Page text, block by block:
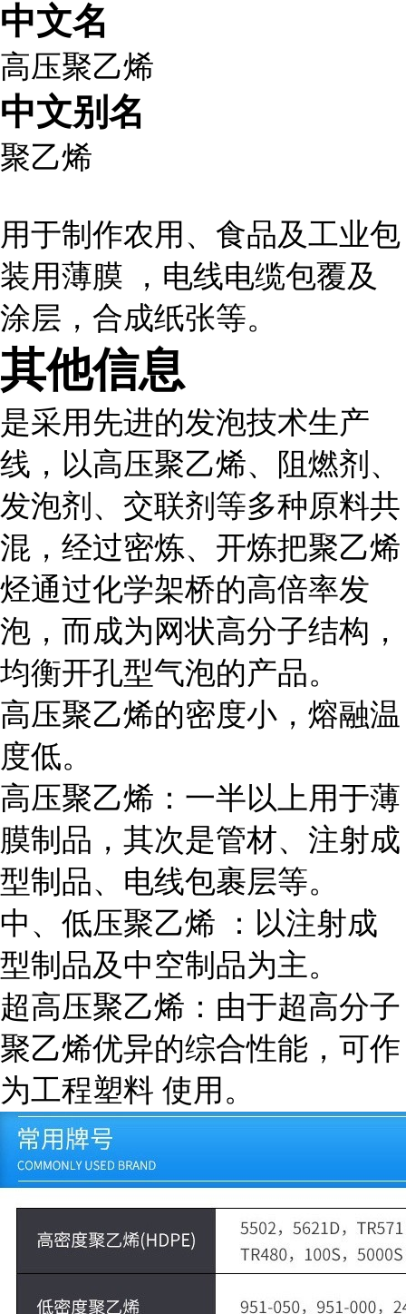
中文名
高压聚乙烯
中文别名
聚乙烯
用于制作农用、食品及工业包
装用薄膜 ，电线电缆包覆及
涂层，合成纸张等。
其他信息
是采用先进的发泡技术生产
线，以高压聚乙烯、阻燃剂、
发泡剂、交联剂等多种原料共
混，经过密炼、开炼把聚乙烯
烃通过化学架桥的高倍率发
泡，而成为网状高分子结构，
均衡开孔型气泡的产品。
高压聚乙烯的密度小，熔融温
度低。
高压聚乙烯：一半以上用于薄
膜制品，其次是管材、注射成
型制品、电线包裹层等。
中、低压聚乙烯 ：以注射成
型制品及中空制品为主。
超高压聚乙烯：由于超高分子
聚乙烯优异的综合性能，可作
为工程塑料 使用。